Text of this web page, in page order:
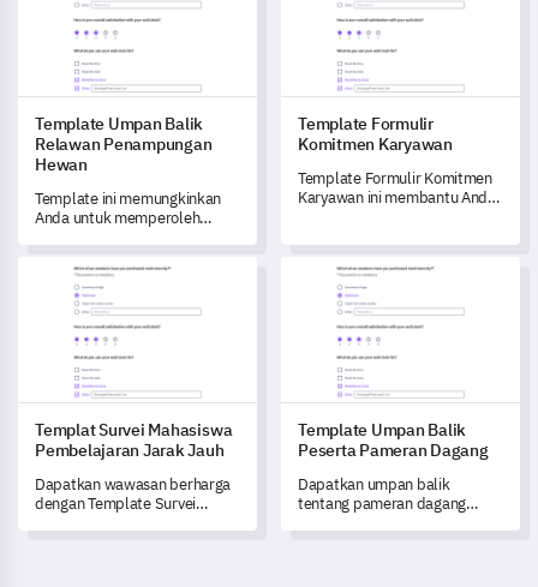
Template Umpan Balik
Relawan Penampungan
Hewan
Template ini memungkinkan
Anda untuk memperoleh
pengalaman relawan di
tempat penampungan hewan
Anda.
Template Formulir
Komitmen Karyawan
Template Formulir Komitmen
Karyawan ini membantu Anda
kerja tenaga kerja Anda,
membuka wawasan berharga
untuk mendorong perbaikan.
Templat Survei Mahasiswa Pembelajaran Jarak Jauh
Templat Survei Mahasiswa
Pembelajaran Jarak Jauh
Dapatkan wawasan berharga
dengan Template Survei
Template Umpan Balik
Template Umpan Balik
Peserta Pameran Dagang
Dapatkan umpan balik
tentang pameran dagang